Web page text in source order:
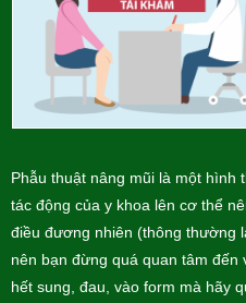
Phẫu thuật nâng mũi là một hình
tác động của y khoa lên cơ thể
điều đương nhiên (thông thường
nên bạn đừng quá quan tâm đến
hết sung, đau, vào form mà hãy